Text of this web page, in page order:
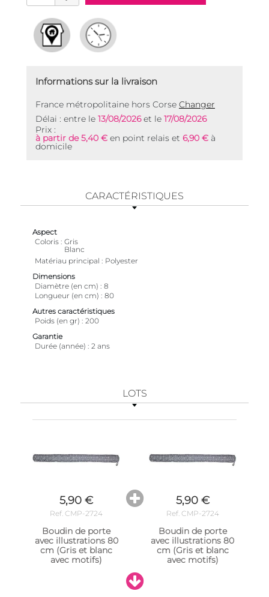
Informations sur la livraison
France métropolitaine hors Corse Changer
Délai : entre le 13/08/2026et le 17/08/2026
Prix :
à partir de 5,40 € en point relais et 6,90 € à
domicile
CARACTÉRISTIQUES
Aspect
Coloris Gris
Blanc
Matériau principal
Polyester
Dimensions
Diamètre (en cm)
8
Longueur (en cm)
80
Autres caractéristiques
Poids (en gr)
200
Garantie
Durée (année)
2 ans
LOTS
5,90 €
Ref. CMP-2724
Boudin de porte
avec illustrations 80
cm (Gris et blanc
avec motifs)
5,90 €
Ref. CMP-2724
Boudin de porte
avec illustrations 80
cm (Gris et blanc
avec motifs)